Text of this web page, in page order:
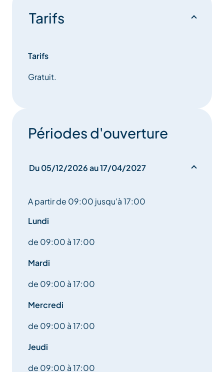
Tarifs
Tarifs
Gratuit.
Périodes d'ouverture
Du 05/12/2026 au 17/04/2027
A partir de 09:00 jusqu'à 17:00
Lundi
de 09:00 à 17:00
Mardi
de 09:00 à 17:00
Mercredi
de 09:00 à 17:00
Jeudi
de 09:00 à 17:00